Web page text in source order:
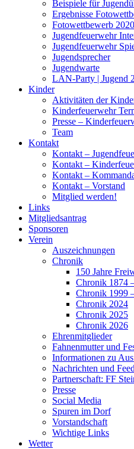
Beispiele für
Ergebnisse
Fotowettbewerb 2020
Jugendfeuerwehr
Jugendfeuerwehr
Jugendsprecher
Jugendwarte
LAN-Party | Jugend
Kinder
Aktivitäten der
Kinderfeuerwehr
Presse –
Team
Kontakt
Kontakt –
Kontakt –
Kontakt –
Kontakt – Vorstand
Mitglied werden!
Links
Mitgliedsantrag
Sponsoren
Verein
Auszeichnungen
Chronik
150 Jahre
Chronik 1874
Chronik 1999
Chronik 2024
Chronik 2025
Chronik 2026
Ehrenmitglieder
Fahnenmutter und
Informationen zu
Nachrichten und
Partnerschaft: FF
Presse
Social Media
Spuren im Dorf
Vorstandschaft
Wichtige Links
Wetter